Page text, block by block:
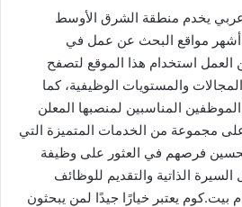
يخدم منطقة الشرق الأوسط
أشهر مواقع البحث عن عمل في
العمل استخدام هذا الموقع لتصفح
والمستويات الوظيفية، كما
المناسبين لمنصبها المعلن
مجموعة من الخدمات المتميزة التي
فرصهم في العثور على وظيفة
السيرة الذاتية والتقديم للوظائف
بيت.كوم يعتبر خيارًا جيدًا لمن يبحثون